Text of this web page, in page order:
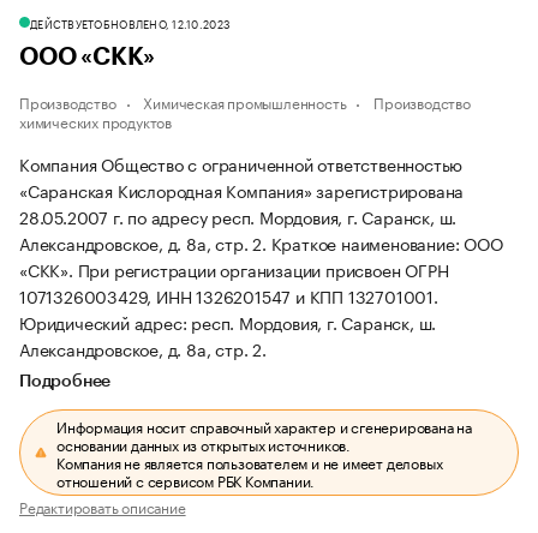
ДЕЙСТВУЕТОБНОВЛЕНО, 12.10.2023
ООО «СКК»
Производство Химическая промышленность
Производство
химических продуктов
Компания Общество с ограниченной ответственностью
«Саранская Кислородная Компания» зарегистрирована
28.05.2007 г. по адресу респ. Мордовия, г. Саранск, ш.
Александровское, д. 8а, стр. 2. Краткое наименование: ООО
«СКК». При регистрации организации присвоен ОГРН
1071326003429, ИНН 1326201547 и КПП 132701001.
Юридический адрес: респ. Мордовия, г. Саранск, ш.
Александровское, д. 8а, стр. 2.
Подробнее
Информация носит справочный характер и сгенерирована на
основании данных из открытых источников.
Компания не является пользователем и не имеет деловых
отношений с сервисом РБК Компании.
Редактировать описание